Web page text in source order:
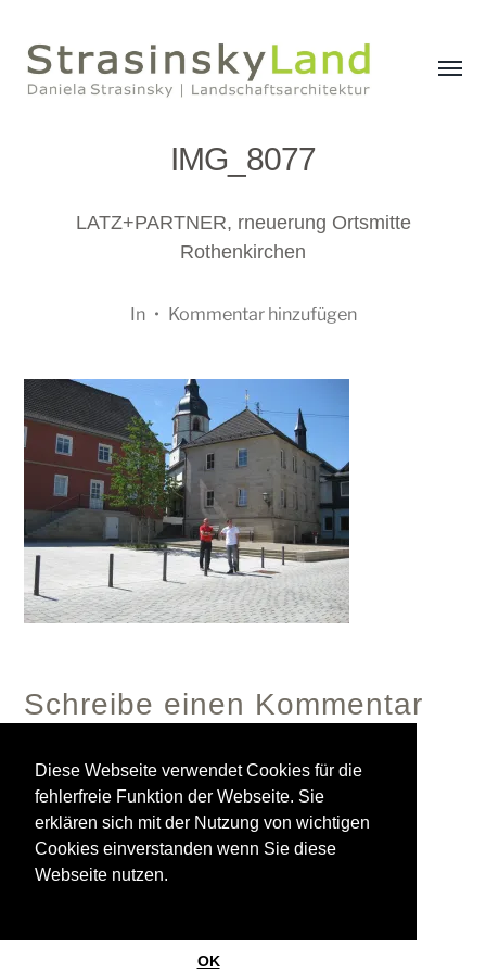
Diese Webseite verwendet Cookies für die
fehlerfreie Funktion der Webseite. Sie
erklären sich mit der Nutzung von wichtigen
Cookies einverstanden wenn Sie diese
Webseite nutzen.
OK
Menü
IMG_8077
LATZ+PARTNER, rneuerung Ortsmitte
Rothenkirchen
In • Kommentar hinzufügen
Schreibe einen Kommentar
Du musstangemeldetsein, um einen Kommentar
abzugeben.
Ein Theme vonAnders Norén